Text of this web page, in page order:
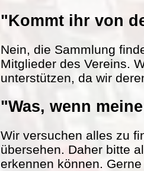
"Kommt ihr von
Nein, die Sammlung
Mitglieder des Vereins.
unterstützen, da wir
"Was, wenn
Wir versuchen alles zu
übersehen. Daher bitte
erkennen können.